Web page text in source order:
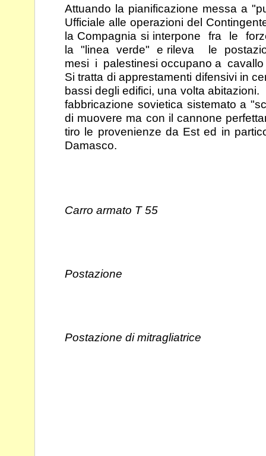
Attuando la pianificazione messa a
Ufficiale alle operazioni del
la Compagnia si interpone fra le
la "linea verde" e rileva le
mesi i palestinesi occupano a
Si tratta di apprestamenti difensivi in
bassi degliedifici, una volta
fabbricazione sovietica sistemato a
di muovere ma con il cannone
tiro le provenienze da Est ed in
Damasco.
Carro armato T 55
Postazione
Postazione di mitragliatrice